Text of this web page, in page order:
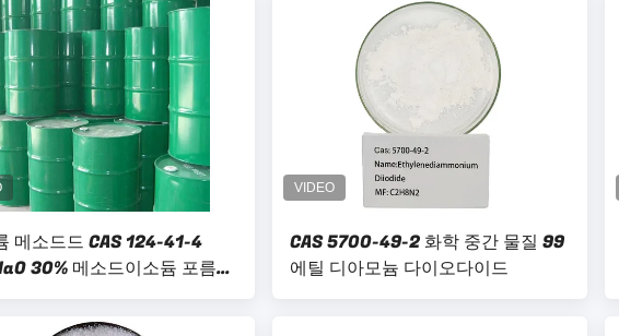
메소드드 CAS 124-41-4
30% 메소드이소듐 포름알
용액
CAS 5700-49-2 화학 중간 물질 99
에틸 디아모늄 다이오다이드